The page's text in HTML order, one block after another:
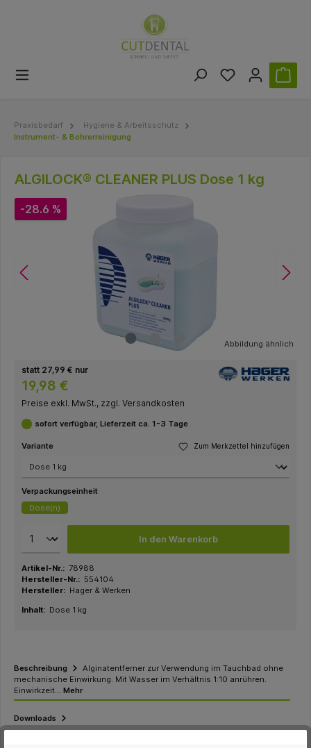
Praxisbedarf
Hygiene & Arbeitsschutz
Instrument- & Bohrerreinigung
ALGILOCK® CLEANER PLUS Dose 1 kg
-28.6 %
Abbildung ähnlich
statt 27,99 € nur
19,98 €
Preise exkl. MwSt., zzgl. Versandkosten
sofort verfügbar, Lieferzeit ca. 1-3 Tage
Zum Merkzettel hinzufügen
Variante
Verpackungseinheit
Dose(n)
In den Warenkorb
Artikel-Nr.: 78988
Hersteller-Nr.: 554104
Hersteller: Hager & Werken
Inhalt: Dose 1 kg
Beschreibung
Alginatentferner zur Verwendung im Tauchbad ohne
mechanische Einwirkung. Mit Wasser im Verhältnis 1:10 anrühren.
Einwirkzeit… Mehr
Downloads